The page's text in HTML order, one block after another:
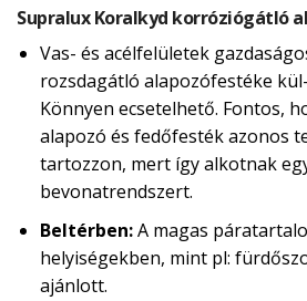
Supralux Koralkyd korróziógátló
Vas- és acélfelületek
rozsdagátló alapozófestéke
Könnyen ecsetelhető. Fontos,
alapozó és fedőfesték azonos
tartozzon, mert így alkotnak
bevonatrendszert.
Beltérben:A magas
helyiségekben, mint pl:
ajánlott.